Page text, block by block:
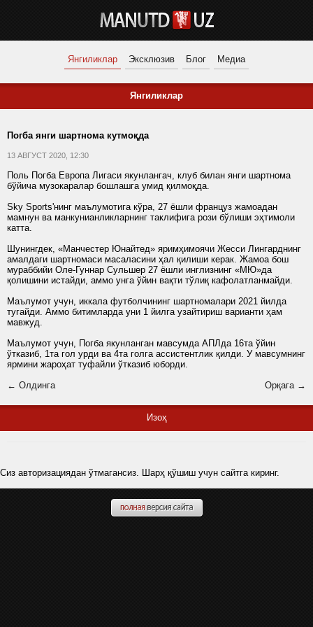
Янгиликлар Эксклюзив Блог Медиа
Янгиликлар
Погба янги шартнома кутмоқда
13 АВГУСТ 2020, 12:30
Поль Погба Европа Лигаси якунлангач, клуб билан янги шартнома
бўйича музокаралар бошлашга умид қилмоқда.
Sky Sports'нинг маълумотига кўра, 27 ёшли француз жамоадан
мамнун ва манкунианликларнинг таклифига рози бўлиши эҳтимоли
катта.
Шунингдек, «Манчестер Юнайтед» яримҳимоячи Жесси Лингарднинг
амалдаги шартномаси масаласини ҳал қилиши керак. Жамоа бош
мураббийи Оле-Гуннар Сульшер 27 ёшли инглизнинг «МЮ»да
қолишини истайди, аммо унга ўйин вақти тўлиқ кафолатланмайди.
Маълумот учун, иккала футболчининг шартномалари 2021 йилда
тугайди. Аммо битимларда уни 1 йилга узайтириш варианти ҳам
мавжуд.
Маълумот учун, Погба якунланган мавсумда АПЛда 16та ўйин
ўтказиб, 1та гол урди ва 4та голга ассистентлик қилди. У мавсумнинг
ярмини жароҳат туфайли ўтказиб юборди.
← Олдинга
Орқага →
Изоҳ
Сиз авторизациядан ўтмагансиз. Шарҳ қўшиш учун сайтга киринг.